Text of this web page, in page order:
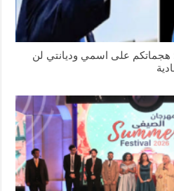
هجماتكم على اسمي وديانتي لن